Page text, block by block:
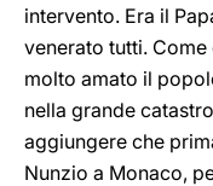
intervento. Era il
venerato tutti.
molto amato il
nella grande
aggiungere che
Nunzio a Monaco,